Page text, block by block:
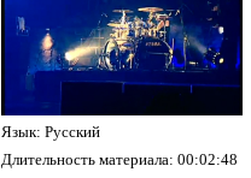
Язык: Русский
Длительность материала: 00:02:48